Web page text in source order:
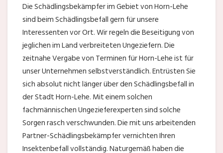
Die Schädlingsbekämpfer im Gebiet von Horn-Lehe
sind beim Schädlingsbefall gern für unsere
Interessenten vor Ort. Wir regeln die Beseitigung von
jeglichen im Land verbreiteten Ungeziefern. Die
zeitnahe Vergabe von Terminen für Horn-Lehe ist für
unser Unternehmen selbstverständlich. Entrüsten Sie
sich absolut nicht länger über den Schädlingsbefall in
der Stadt Horn-Lehe. Mit einem solchen
fachmännischen Ungezieferexperten sind solche
Sorgen rasch verschwunden. Die mit uns arbeitenden
Partner-Schädlingsbekämpfer vernichten Ihren
Insektenbefall vollständig. Naturgemäß haben die